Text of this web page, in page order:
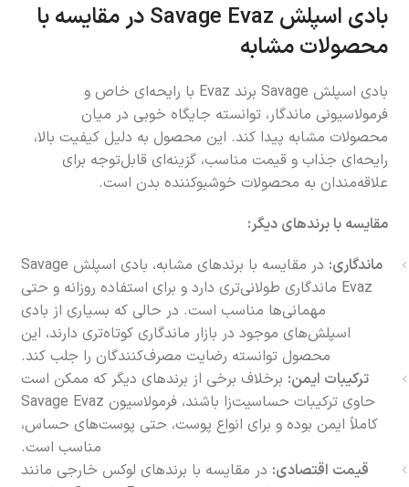
بادی اسپلش Savage Evaz در مقایسه با
محصولات مشابه
بادی اسپلش Savage برند Evaz با رایحه‌ای خاص و
فرمولاسیونی ماندگار، توانسته جایگاه خوبی در میان
محصولات مشابه پیدا کند. این محصول به دلیل کیفیت بالا،
رایحه‌ای جذاب و قیمت مناسب، گزینه‌ای قابل‌توجه برای
علاقه‌مندان به محصولات خوشبوکننده بدن است.
مقایسه با برندهای دیگر:
ماندگاری:
در مقایسه با برندهای مشابه، بادی اسپلش Savage
Evaz ماندگاری طولانی‌تری دارد و برای استفاده روزانه و حتی
مهمانی‌ها مناسب است. در حالی که بسیاری از بادی
اسپلش‌های موجود در بازار ماندگاری کوتاه‌تری دارند، این
محصول توانسته رضایت مصرف‌کنندگان را جلب کند.
ترکیبات ایمن: برخلاف برخی از برندهای دیگر که ممکن است
حاوی ترکیبات حساسیت‌زا باشند، فرمولاسیون Savage Evaz
کاملاً ایمن بوده و برای انواع پوست، حتی پوست‌های حساس،
مناسب است.
قیمت اقتصادی: در مقایسه با برندهای لوکس خارجی مانند